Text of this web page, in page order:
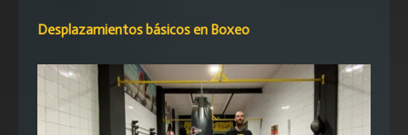
Desplazamientos básicos en Boxeo